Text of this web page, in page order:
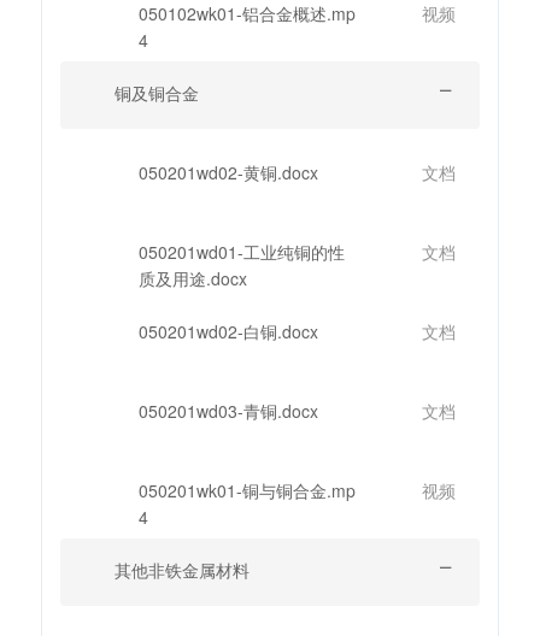
050102wk01-铝合金概述.mp
4
视频
铜及铜合金
050201wd02-黄铜.docx 文档
050201wd01-工业纯铜的性
质及用途.docx
文档
050201wd02-白铜.docx 文档
050201wd03-青铜.docx 文档
050201wk01-铜与铜合金.mp
4
视频
其他非铁金属材料